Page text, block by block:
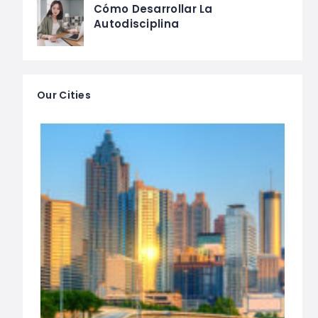
Cómo Desarrollar La
Autodisciplina
Our Cities